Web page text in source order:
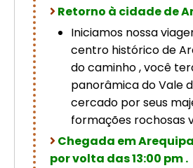
Retorno à cidade de
Iniciamos nossa
centro histórico de
do caminho , você
panorâmica do Vale
cercado por seus
formações rochosas
Chegada em
por volta das 13:00 pm .